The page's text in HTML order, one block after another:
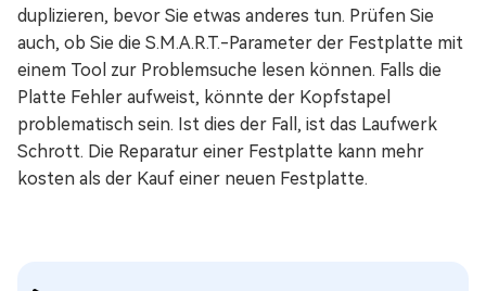
duplizieren, bevor Sie etwas anderes tun. Prüfen Sie
auch, ob Sie die S.M.A.R.T.-Parameter der Festplatte mit
einem Tool zur Problemsuche lesen können. Falls die
Platte Fehler aufweist, könnte der Kopfstapel
problematisch sein. Ist dies der Fall, ist das Laufwerk
Schrott. Die Reparatur einer Festplatte kann mehr
kosten als der Kauf einer neuen Festplatte.